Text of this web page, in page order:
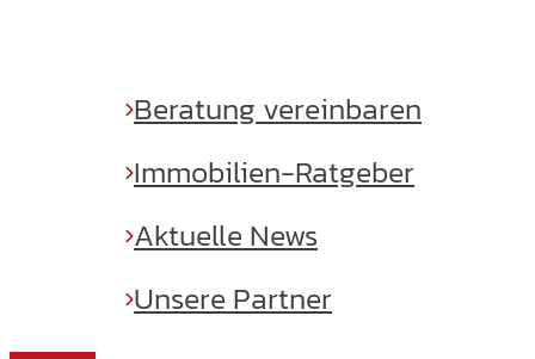
Beratung vereinbaren
Immobilien-Ratgeber
Aktuelle News
Unsere Partner